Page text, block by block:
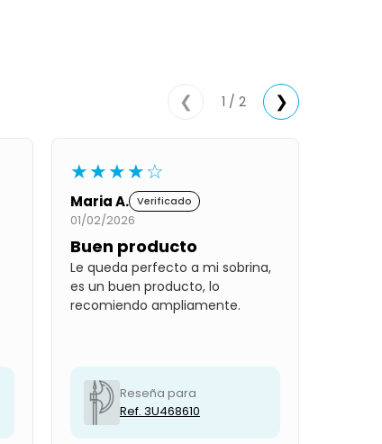
❮ 1 / 2 ❯
★★★★☆
Maria A. Verificado
01/02/2026
Buen producto
Le queda perfecto a mi sobrina,
es un buen producto, lo
recomiendo ampliamente.
Reseña para
Ref. 3U468610